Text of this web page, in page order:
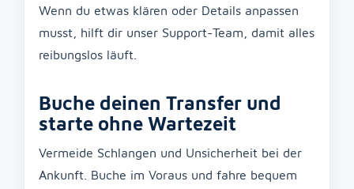
Wenn du etwas klären oder Details anpassen
musst, hilft dir unser Support-Team, damit alles
reibungslos läuft.
Buche deinen Transfer und
starte ohne Wartezeit
Vermeide Schlangen und Unsicherheit bei der
Ankunft. Buche im Voraus und fahre bequem